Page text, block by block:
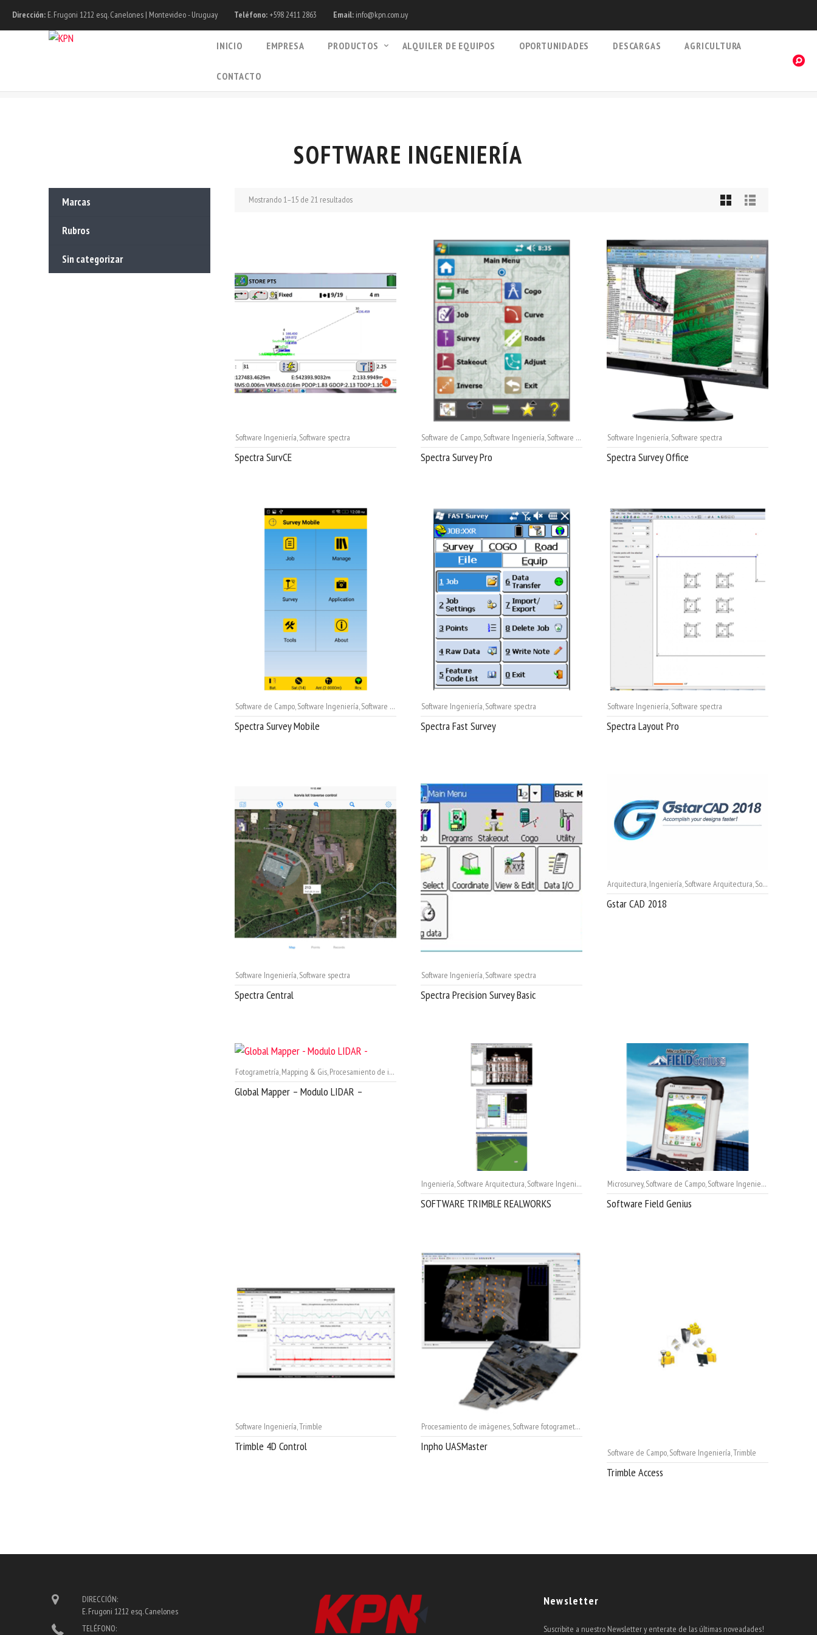
Dirección: E. Frugoni 1212 esq. Canelones | Montevideo - Uruguay Teléfono: +598 2411 2863 Email: info@kpn.com.uy
INICIO EMPRESA PRODUCTOS ALQUILER DE EQUIPOS OPORTUNIDADES DESCARGAS AGRICULTURA
CONTACTO
SOFTWARE INGENIERÍA
Mostrando 1–15 de 21 resultados
Software Ingeniería,Software spectra
Spectra SurvCE
Software de Campo,Software Ingeniería,Software spectra
Spectra Survey Pro
Software Ingeniería,Software spectra
Spectra Survey Office
Software de Campo,Software Ingeniería,Software spectra
Spectra Survey Mobile
Software Ingeniería,Software spectra
Spectra Fast Survey
Software Ingeniería,Software spectra
Spectra Layout Pro
Software Ingeniería,Software spectra
Spectra Central
Software Ingeniería,Software spectra
Spectra Precision Survey Basic
Arquitectura,Ingeniería,Software Arquitectura,Software Ingeniería
Gstar CAD 2018
Fotogrametría,Mapping & Gis,Procesamiento de imágenes Software fotogrametria,Software Ingeniería
Global Mapper – Modulo LIDAR –
Ingeniería,Software Arquitectura,Software Ingeniería Trimble
SOFTWARE TRIMBLE REALWORKS
Microsurvey,Software de Campo,Software Ingeniería
Software Field Genius
Software Ingeniería,Trimble
Trimble 4D Control
Procesamiento de imágenes,Software fotogrametria
Inpho UASMaster Software de Campo,Software Ingeniería,Trimble
Trimble Access
Marcas
Rubros
Sin categorizar
DIRECCIÓN:
E. Frugoni 1212 esq. Canelones
TELÉFONO:
Newsletter
Suscribite a nuestro Newsletter y enterate de las últimas noveadades!